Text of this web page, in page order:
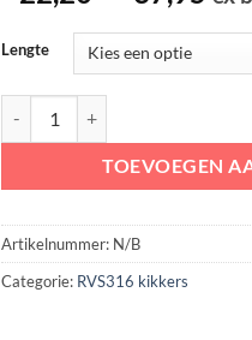
€
Lengte
TOEVOEGEN
Artikelnummer: N/B
Categorie: RVS316 kikkers